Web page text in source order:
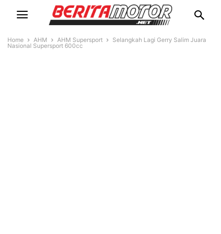
Home AHM AHM Supersport
Selangkah Lagi Gerry Salim Juara
Nasional Supersport 600cc